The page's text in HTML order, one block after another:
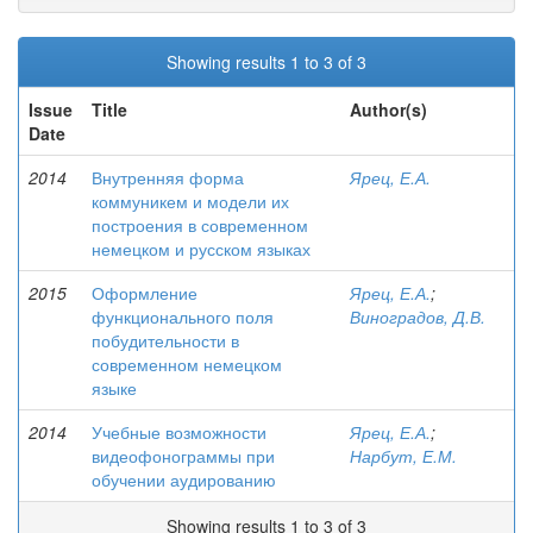
Showing results 1 to 3 of 3
Issue
Date
Title Author(s)
2014
Внутренняя форма
коммуникем и модели их
построения в современном
немецком и русском языках
Ярец, Е.А.
2015
Оформление
функционального поля
побудительности в
современном немецком
языке
Ярец, Е.А.;
Виноградов, Д.В.
2014
Учебные возможности
видеофонограммы при
обучении аудированию
Ярец, Е.А.;
Нарбут, Е.М.
Showing results 1 to 3 of 3